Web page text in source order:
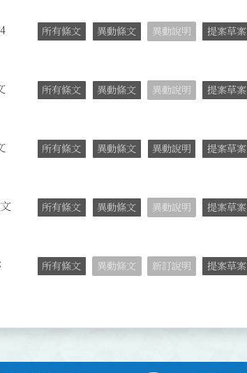
所有條文 異動條文 異動說明 提案草案
所有條文 異動條文 異動說明 提案草案
所有條文 異動條文 異動說明 提案草案
所有條文 異動條文 異動說明 提案草案
所有條文 異動條文 新訂說明 提案草案